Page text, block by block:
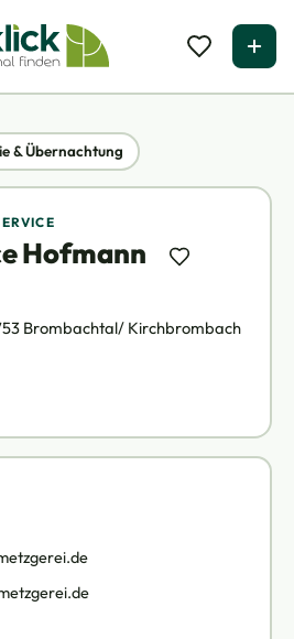
& Übernachtung
Hofmann
Brombachtal/ Kirchbrombach